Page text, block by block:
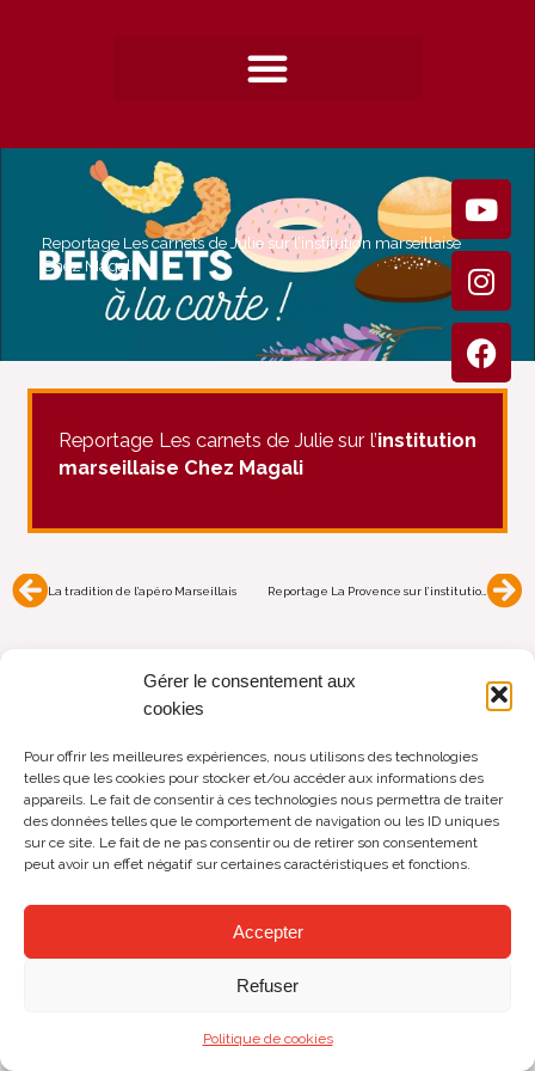
Gérer le consentement aux
cookies
Pour offrir les meilleures expériences, nous utilisons des technologies
telles que les cookies pour stocker et/ou accéder aux informations des
appareils. Le fait de consentir à ces technologies nous permettra de traiter
des données telles que le comportement de navigation ou les ID uniques
sur ce site. Le fait de ne pas consentir ou de retirer son consentement
peut avoir un effet négatif sur certaines caractéristiques et fonctions.
Accepter
Refuser
Politique de cookies
Reportage Les carnets de Julie sur l’institution marseillaise
Chez Magali
Reportage Les carnets de Julie sur l’institution
marseillaise Chez Magali
Précédent
La tradition de l’apéro Marseillais Reportage La Provence sur l’institution marseillaise Chez Magali
Chez Magali
42 Plage de l'Estaque, 13016 Marseille
TourismeMentions légalesConfidentialitéConnexion